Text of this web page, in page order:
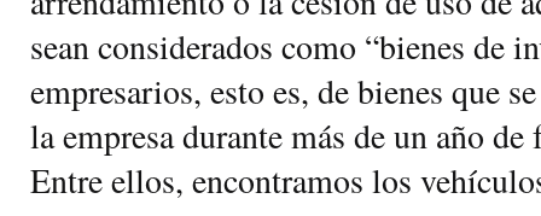
sean considerados como “bienes de
empresarios, esto es, de bienes que
la empresa durante más de un año
Entre ellos, encontramos los